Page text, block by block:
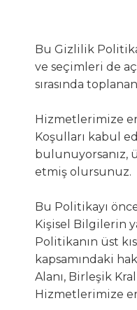
Bu Gizlilik
ve seçimleri de
sırasında
Hizmetlerimize
Koşulları kabul
bulunuyorsanız,
etmiş olursunuz.
Bu Politikayı
Kişisel Bilgilerin
Politikanın üst
kapsamındaki
Alanı, Birleşik
Hizmetlerimize